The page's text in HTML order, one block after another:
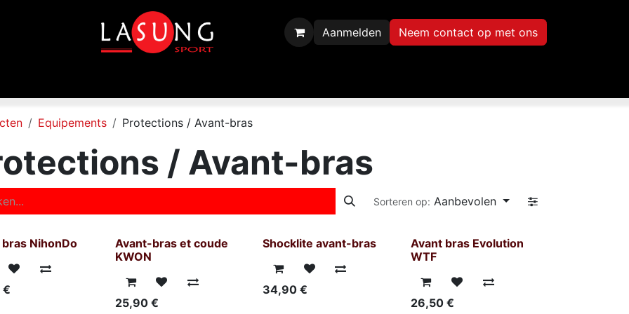
Aanmelden Neem contact op met ons
Equipements Protections / Avant-bras
/ Avant-bras
Sorteren op: Aanbevolen
NihonDo
€
Avant-bras et coude
KWON
25,90 €
Shocklite avant-bras
34,90 €
Avant bras Evolution
WTF
26,50€